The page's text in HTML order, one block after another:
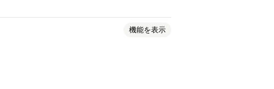
機能を表示